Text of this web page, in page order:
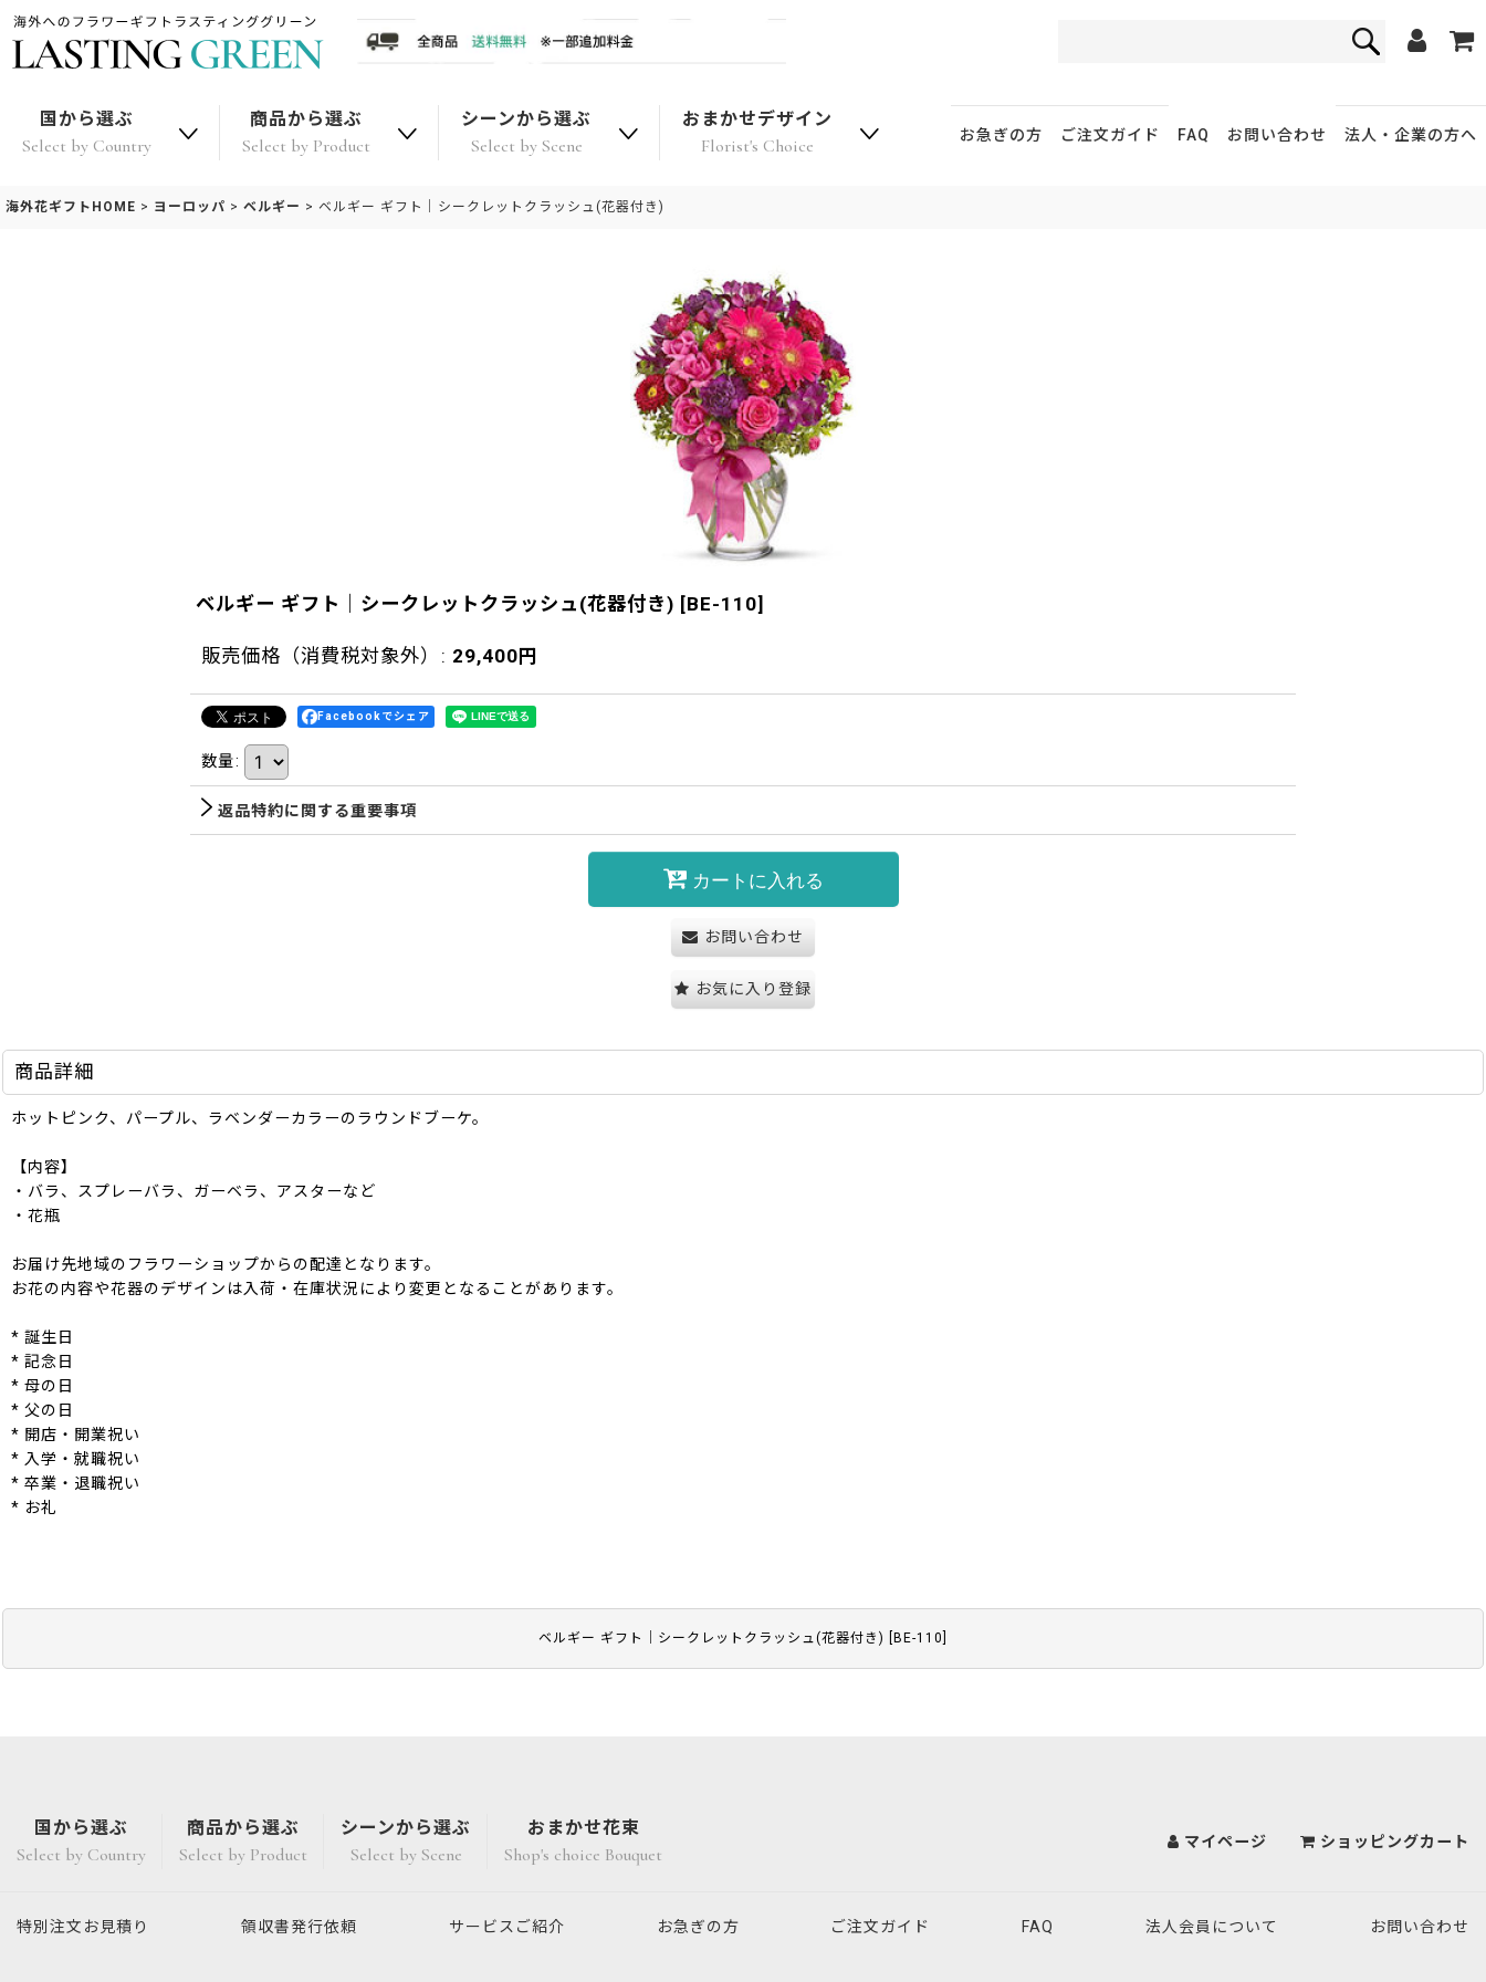
国から選ぶ
Select by Country
商品から選ぶ
Select by Product
シーンから選ぶ
Select by Scene
おまかせデザイン
Florist's Choice 法人・企業の方へ
ご注文ガイド
お急ぎの方 FAQ お問い合わせ
海外花ギフトHOME > ヨーロッパ > ベルギー > ベルギー ギフト｜シークレットクラッシュ(花器付き)
ベルギー ギフト｜シークレットクラッシュ(花器付き) BE-110
ベルギー ギフト｜シークレットクラッシュ(花器付き) [BE-110]
販売価格（消費税対象外） : 29,400 円
Facebookでシェア
数量:
返品特約に関する重要事項
カートに入れる
お問い合わせ
お気に入り登録
商品詳細
ホットピンク、パープル、ラベンダーカラーのラウンドブーケ。
【内容】
・バラ、スプレーバラ、ガーベラ、アスターなど
・花瓶
お届け先地域のフラワーショップからの配達となります。
お花の内容や花器のデザインは入荷・在庫状況により変更となることがあります。
* 誕生日
* 記念日
* 母の日
* 父の日
* 開店・開業祝い
* 入学・就職祝い
* 卒業・退職祝い
* お礼
国から選ぶ
Select by Country
商品から選ぶ
Select by Product
シーンから選ぶ
Select by Scene
おまかせ花束
Shop's choice Bouquet
マイページ ショッピングカート
特別注文 お見積り 領収書発行依頼 サービスご紹介 お急ぎの方 ご注文ガイド FAQ 法人会員について お問い合わせ